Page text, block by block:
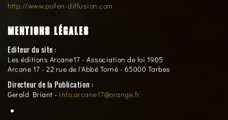
http://www.pollen-diffusion.com
MENTIONS LÉGALES
Editeur du site :
Les éditions Arcane17 - Association de loi 1905
Arcane 17 - 22 rue de l'Abbé Torné - 65000 Tarbes
Directeur de la Publication :
Gerald Briant - info.arcane17@orange.fr